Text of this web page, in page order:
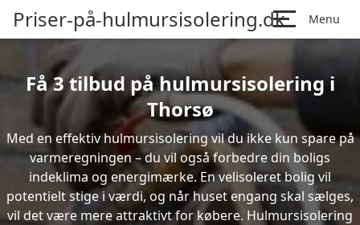
Priser-på-hulmursisolering.dk Menu
Få 3 tilbud på hulmursisolering i
Thorsø
Med en effektiv hulmursisolering vil du ikke kun spare på
varmeregningen – du vil også forbedre din boligs
indeklima og energimærke. En velisoleret bolig vil
potentielt stige i værdi, og når huset engang skal sælges,
vil det være mere attraktivt for købere. Hulmursisolering